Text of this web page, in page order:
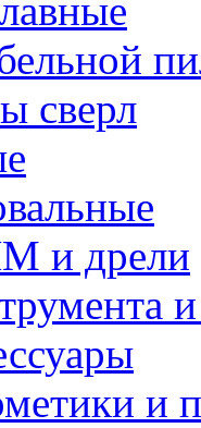
сверл
и дрели
и